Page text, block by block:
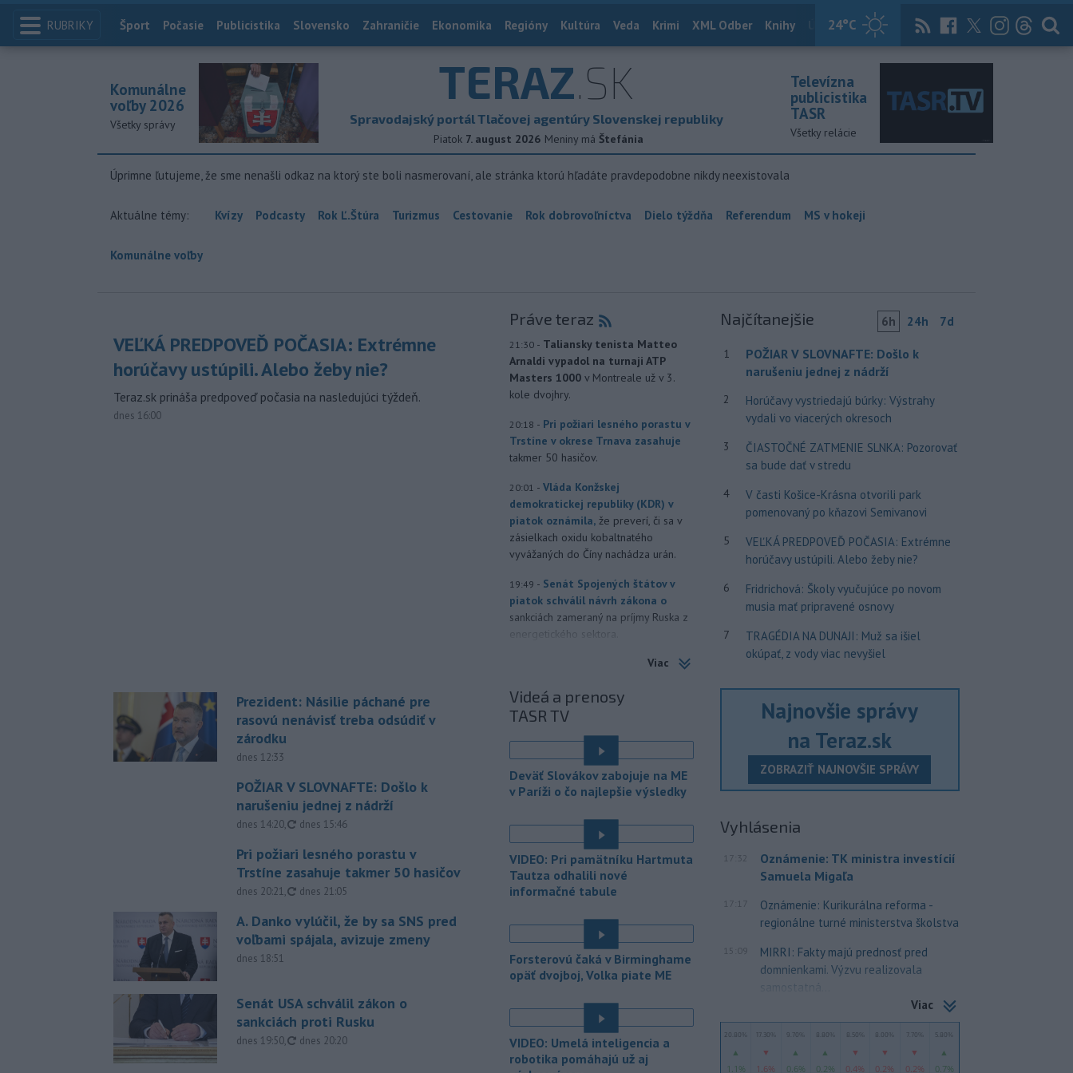
RUBRIKY 24°C
Index
Šport Počasie Publicistika Slovensko Zahraničie Ekonomika Regióny Kultúra Veda Krimi XML Odber Knihy Útulkovo Magazín News Now Archív
TERAZ.SK
Spravodajský portál Tlačovej agentúry Slovenskej republiky
Piatok 7. august 2026 Meniny má Štefánia
Komunálne
voľby 2026
Všetky správy
Televízna
publicistika
TASR
Všetky relácie
Úprimne ľutujeme, že sme nenašli odkaz na ktorý ste boli nasmerovaní, ale stránka ktorú hľadáte pravdepodobne nikdy neexistovala
Aktuálne témy: Kvízy Podcasty Rok Ľ.Štúra Turizmus Cestovanie Rok dobrovoľníctva Dielo týždňa Referendum MS v hokeji
Komunálne voľby
VEĽKÁ PREDPOVEĎ POČASIA: Extrémne
horúčavy ustúpili. Alebo žeby nie?
Teraz.sk prináša predpoveď počasia na nasledujúci týždeň.
dnes 16:00
Prezident: Násilie páchané pre
rasovú nenávisť treba odsúdiť v
zárodku
dnes 12:33
POŽIAR V SLOVNAFTE: Došlo k
narušeniu jednej z nádrží
dnes 14:20, aktualizované
dnes 15:46
Pri požiari lesného porastu v
Trstíne zasahuje takmer 50 hasičov
dnes 20:21, aktualizované
dnes 21:05
A. Danko vylúčil, že by sa SNS pred
voľbami spájala, avizuje zmeny
dnes 18:51
Senát USA schválil zákon o
sankciách proti Rusku
dnes 19:50, aktualizované
dnes 20:20
Práve teraz
21:30 - Taliansky tenista Matteo
Arnaldi vypadol na turnaji ATP
Masters 1000 v Montreale už v 3.
kole dvojhry.
20:18 - Pri požiari lesného porastu v
Trstíne v okrese Trnava zasahuje
takmer 50 hasičov.
20:01 - Vláda Konžskej
demokratickej republiky (KDR) v
piatok oznámila, že preverí, či sa v
zásielkach oxidu kobaltnatého
vyvážaných do Číny nachádza urán.
19:49 - Senát Spojených štátov v
piatok schválil návrh zákona o
sankciách zameraný na príjmy Ruska z
energetického sektora.
Slovenská polícia prispela k
ktorý sa podarilo ukončiť
právoplatným odsúdením páchateľa v
15:21 - Piatkový požiar v
bratislavskej rafinérii Slovnaft je
pod kontrolou.Príčina jeho vzniku
TASR to potvrdil hovorca rafinérie
Anton Molnár.
15:17 - Ministerstvo kultúry (MK) SR
upraví verziu opatrenia o
pôsobnosti rezortu.
14:17 -
V bratislavskej rafinérii
Slovnaft horí uskladnený ropný
produkt.
TASR o tom informovala
rafinéria s tým, že obyvateľom nehrozí
13:50 - Jedným zo zdravotných rizík
na festivale môže byť vyššia
Viac
Videá a prenosy
TASR TV
Deväť Slovákov zabojuje na ME
v Paríži o čo najlepšie výsledky
VIDEO: Pri pamätníku Hartmuta
Tautza odhalili nové
informačné tabule
Forsterovú čaká v Birminghame
opäť dvojboj, Volka piate ME
VIDEO: Umelá inteligencia a
robotika pomáhajú už aj
Najčítanejšie 6h 24h 7d
1
POŽIAR V SLOVNAFTE: Došlo k
narušeniu jednej z nádrží
2
Horúčavy vystriedajú búrky: Výstrahy
vydali vo viacerých okresoch
3
ČIASTOČNÉ ZATMENIE SLNKA: Pozorovať
sa bude dať v stredu
4
V časti Košice-Krásna otvorili park
pomenovaný po kňazovi Semivanovi
5
VEĽKÁ PREDPOVEĎ POČASIA: Extrémne
horúčavy ustúpili. Alebo žeby nie?
6
Fridrichová: Školy vyučujúce po novom
musia mať pripravené osnovy
7
TRAGÉDIA NA DUNAJI: Muž sa išiel
okúpať, z vody viac nevyšiel
Najnovšie správy
na Teraz.sk
ZOBRAZIŤ NAJNOVŠIE SPRÁVY
Vyhlásenia
17:32
Oznámenie: TK ministra investícií
Samuela Migaľa
17:17
Oznámenie: Kurikurálna reforma -
regionálne turné ministerstva školstva
15:09
MIRRI: Fakty majú prednosť pred
domnienkami. Výzvu realizovala
samostatná...
Viac